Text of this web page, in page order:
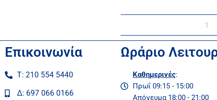
1
Επικοινωνία
Τ: 210 554 5440
Δ: 697 066 0166
Ωράριο
Καθημερινές:
Πρωΐ 09:15 - 15:00
Απόγευμα 18:00 - 21:00